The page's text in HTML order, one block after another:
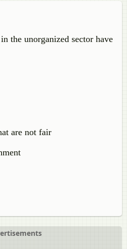
the unorganized sector have
are not fair